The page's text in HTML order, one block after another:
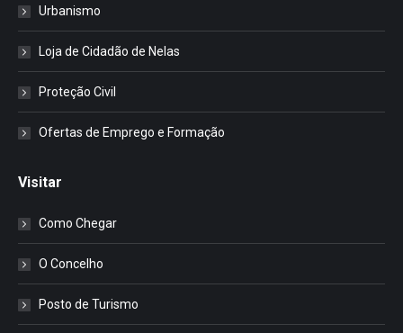
Urbanismo
Loja de Cidadão de Nelas
Proteção Civil
Ofertas de Emprego e Formação
Visitar
Como Chegar
O Concelho
Posto de Turismo